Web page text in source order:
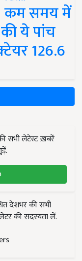
कम समय में
ये पांच
126.6
सभी लेटेस्ट ख़बरें
देशभर की सभी
की सदस्यता लें.